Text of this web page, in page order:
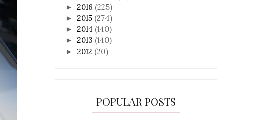
► 2016 (225)
► 2015 (274)
► 2014 (140)
► 2013 (140)
► 2012 (20)
POPULAR POSTS